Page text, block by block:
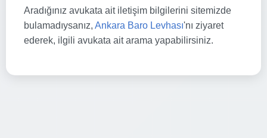
Aradığınız avukata ait iletişim bilgilerini sitemizde
bulamadıysanız, Ankara Baro Levhası'nı ziyaret
ederek, ilgili avukata ait arama yapabilirsiniz.